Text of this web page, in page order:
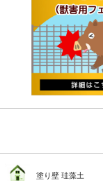
塗り壁 珪藻土